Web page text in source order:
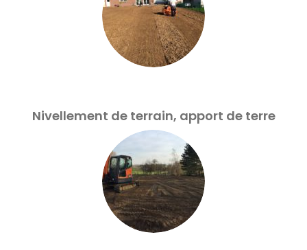
Nivellement de terrain, apport de terre